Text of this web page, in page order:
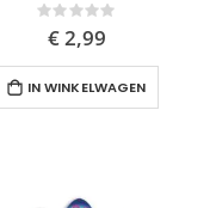
Rating:
0%
€ 2,99
IN WINKELWAGEN